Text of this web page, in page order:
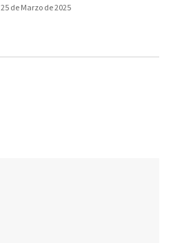
25 de Marzo de 2025